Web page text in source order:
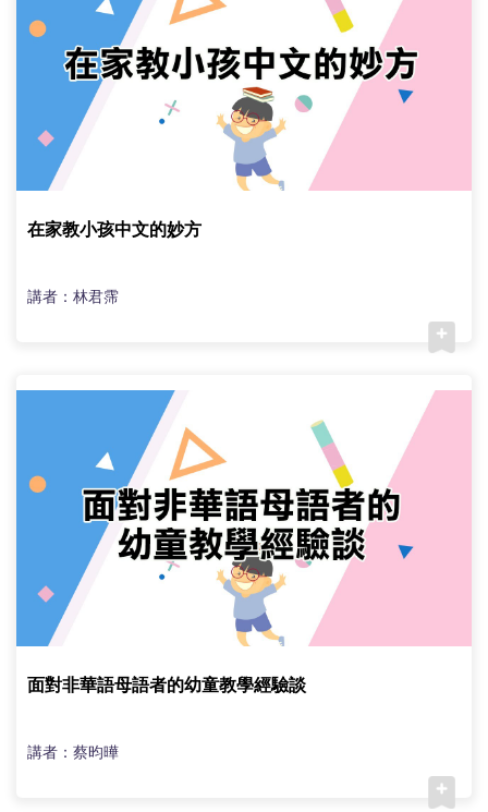
在家教小孩中文的妙方
講者：林君霈
面對非華語母語者的幼童教學經驗談
講者：蔡昀曄